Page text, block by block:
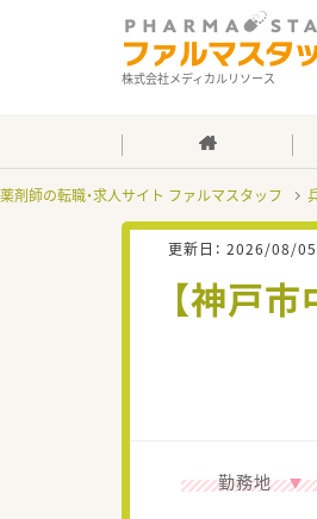
株式会社メディカルリソース
薬剤師の転職・求人サイト ファルマスタッフ
更新日： 2026/08/05
【神戸
勤務地